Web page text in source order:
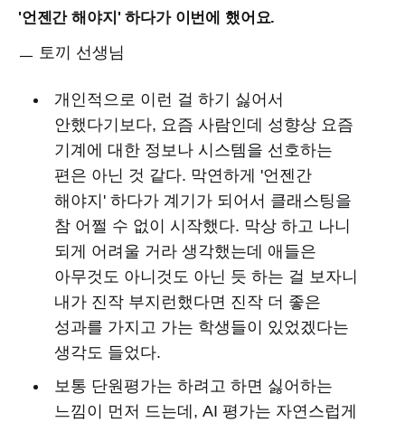
'언젠간 해야지' 하다가 이번에 했어요.
ㅡ 토끼 선생님
개인적으로 이런 걸 하기 싫어서
안했다기보다, 요즘 사람인데 성향상 요즘
기계에 대한 정보나 시스템을 선호하는
편은 아닌 것 같다. 막연하게 '언젠간
해야지' 하다가 계기가 되어서 클래스팅을
참 어쩔 수 없이 시작했다. 막상 하고 나니
되게 어려울 거라 생각했는데 애들은
아무것도 아니것도 아닌 듯 하는 걸 보자니
내가 진작 부지런했다면 진작 더 좋은
성과를 가지고 가는 학생들이 있었겠다는
생각도 들었다.
보통 단원평가는 하려고 하면 싫어하는
느낌이 먼저 드는데, AI 평가는 자연스럽게